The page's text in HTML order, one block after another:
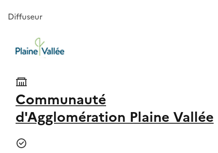
Diffuseur
Communauté
d'Agglomération Plaine Vallée